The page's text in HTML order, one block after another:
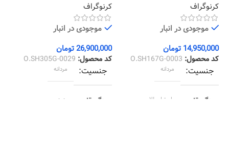
کرنوگراف
موجودی در انبار
14,950,000 تومان
کد محصول: O.SH167G-0003
جنسیت مردانه
رنگ قاب استیل طلایی
کرنوگراف
موجودی در انبار
26,900,000تومان
کد محصول: O.SH305G-0029
جنسیت مردانه
رنگ قاب دودی